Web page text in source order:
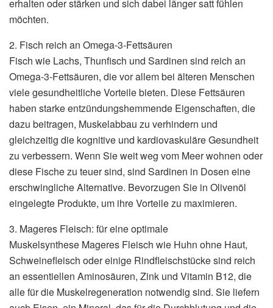
erhalten oder stärken und sich dabei länger satt fühlen
möchten.
2. Fisch reich an Omega-3-Fettsäuren
Fisch wie Lachs, Thunfisch und Sardinen sind reich an
Omega-3-Fettsäuren, die vor allem bei älteren Menschen
viele gesundheitliche Vorteile bieten. Diese Fettsäuren
haben starke entzündungshemmende Eigenschaften, die
dazu beitragen, Muskelabbau zu verhindern und
gleichzeitig die kognitive und kardiovaskuläre Gesundheit
zu verbessern. Wenn Sie weit weg vom Meer wohnen oder
diese Fische zu teuer sind, sind Sardinen in Dosen eine
erschwingliche Alternative. Bevorzugen Sie in Olivenöl
eingelegte Produkte, um ihre Vorteile zu maximieren.
3. Mageres Fleisch: für eine optimale
Muskelsynthese Mageres Fleisch wie Huhn ohne Haut,
Schweinefleisch oder einige Rindfleischstücke sind reich
an essentiellen Aminosäuren, Zink und Vitamin B12, die
alle für die Muskelregeneration notwendig sind. Sie liefern